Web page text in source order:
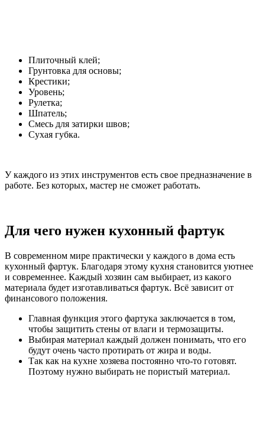
Плиточный клей;
Грунтовка для основы;
Крестики;
Уровень;
Рулетка;
Шпатель;
Смесь для затирки швов;
Сухая губка.
У каждого из этих инструментов есть свое предназначение в
работе. Без которых, мастер не сможет работать.
Для чего нужен кухонный фартук
В современном мире практически у каждого в дома есть
кухонный фартук. Благодаря этому кухня становится уютнее
и современнее. Каждый хозяин сам выбирает, из какого
материала будет изготавливаться фартук. Всё зависит от
финансового положения.
Главная функция этого фартука заключается в том,
чтобы защитить стены от влаги и термозащиты.
Выбирая материал каждый должен понимать, что его
будут очень часто протирать от жира и воды.
Так как на кухне хозяева постоянно что-то готовят.
Поэтому нужно выбирать не пористый материал.